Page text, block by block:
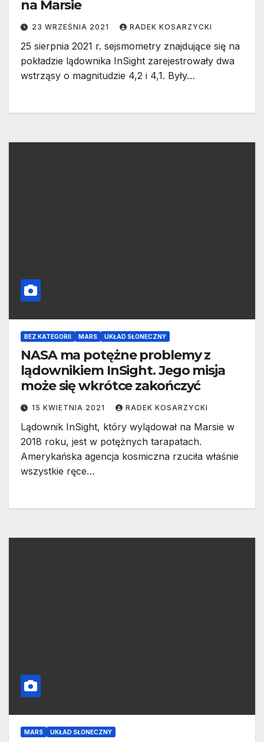
na Marsie
23 WRZEŚNIA 2021 RADEK KOSARZYCKI
25 sierpnia 2021 r. sejsmometry znajdujące się na
pokładzie lądownika InSight zarejestrowały dwa
wstrząsy o magnitudzie 4,2 i 4,1. Były…
BEZ KATEGORII MARS UKŁAD SŁONECZNY
NASA ma potężne problemy z
lądownikiem InSight. Jego misja
może się wkrótce zakończyć
15 KWIETNIA 2021 RADEK KOSARZYCKI
Lądownik InSight, który wylądował na Marsie w
2018 roku, jest w potężnych tarapatach.
Amerykańska agencja kosmiczna rzuciła właśnie
wszystkie ręce…
MARS UKŁAD SŁONECZNY